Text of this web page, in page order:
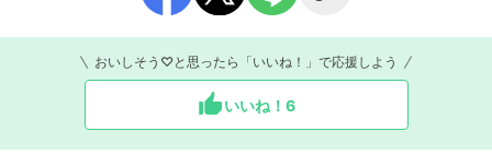
おいしそう♡と思ったら「いいね！」で応援しよう
いいね！ 6